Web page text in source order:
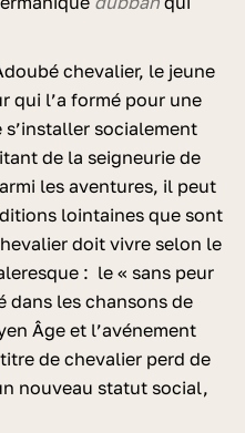
chevalier, le jeune
qui l’a formé pour une
s’installer socialement
de la seigneurie de
les aventures, il peut
lointaines que sont
doit vivre selon le
: le « sans peur
dans les chansons de
Âge et l’avénement
de chevalier perd de
nouveau statut social,